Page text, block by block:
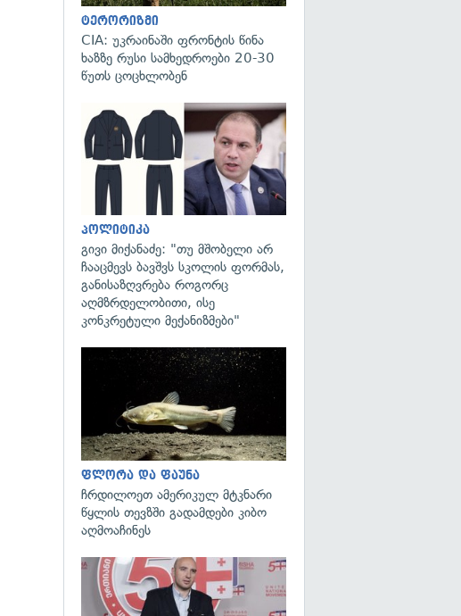
ტერორიზმი
CIA: უკრაინაში ფრონტის წინა
ხაზზე რუსი სამხედროები 20-30
წუთს ცოცხლობენ
პოლიტიკა
გივი მიქანაძე: "თუ მშობელი არ
ჩააცმევს ბავშვს სკოლის ფორმას,
განისაზღვრება როგორც
აღმზრდელობითი, ისე
კონკრეტული მექანიზმები"
ფლორა და ფაუნა
ჩრდილოეთ ამერიკულ მტკნარი
წყლის თევზში გადამდები კიბო
აღმოაჩინეს